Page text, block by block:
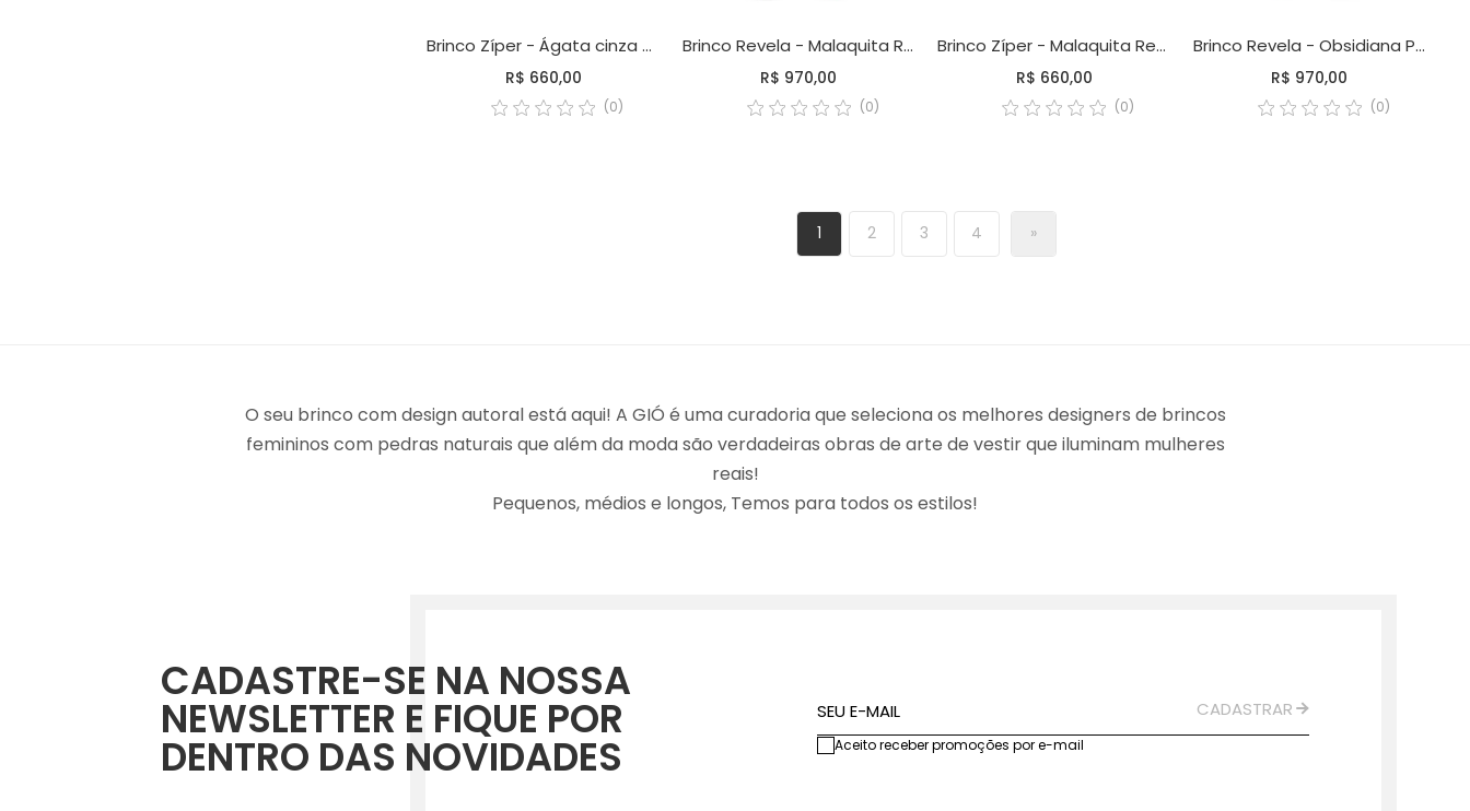
Brinco Zíper - Ágata cinza metalizada
R$ 660,00
(0)
Brinco Revela - Malaquita Reconstituída
R$ 970,00
(0)
Brinco Zíper - Malaquita Reconstituída
R$ 660,00
(0)
Brinco Revela - Obsidiana Preta
R$ 970,00
(0)
1 2 3 4 »
O seu brinco com design autoral está aqui! A GIÓ é uma curadoria que seleciona os melhores designers de brincos
femininos com pedras naturais que além da moda são verdadeiras obras de arte de vestir que iluminam mulheres
reais!
Pequenos, médios e longos, Temos para todos os estilos!
CADASTRE-SE NA NOSSA
NEWSLETTER E FIQUE POR
DENTRO DAS NOVIDADES
SEU E-MAIL CADASTRAR
Aceito receber promoções por e-mail